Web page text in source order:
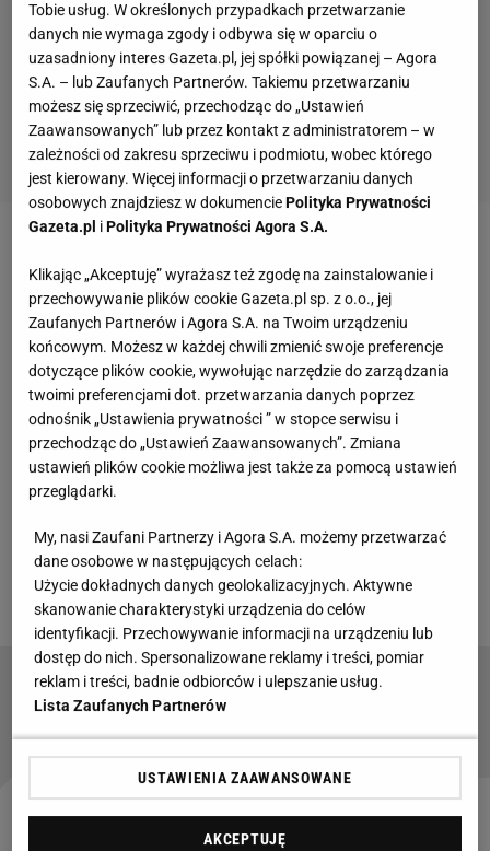
pokoleń na to czekało"
Ciąg dalszy afery w Ligue 1. Piłkarze nie chcieli
brać udziału w specjalnej akcji
Najgoręcej było wokół spotkania Monaco z Nantes
(4:0). Drużyna gości musiała sobie radzić bez
egipskiego napastnika Mostafy Mohameda, który
odmówiłgryz okolicznościowymi emblematami
(podobnie postąpił w poprzednim sezonie), przez co
w ogóle nie znalazł się wkadrzemeczowej.
Oni mogą odejść z Jagiellonii. Dzieje się w
Białymstoku!
Tobie usług. W określonych przypadkach przetwarzanie
danych nie wymaga zgody i odbywa się w oparciu o
uzasadniony interes Gazeta.pl, jej spółki powiązanej – Agora
S.A. – lub Zaufanych Partnerów. Takiemu przetwarzaniu
możesz się sprzeciwić, przechodząc do „Ustawień
Zaawansowanych” lub przez kontakt z administratorem – w
zależności od zakresu sprzeciwu i podmiotu, wobec którego
jest kierowany. Więcej informacji o przetwarzaniu danych
osobowych znajdziesz w dokumenciePolityka Prywatności
Gazeta.pl iPolityka Prywatności Agora S.A.
Klikając „Akceptuję” wyrażasz też zgodę na zainstalowanie i
przechowywanie plików cookie Gazeta.pl sp. z o.o., jej
Zaufanych Partnerów i Agora S.A. na Twoim urządzeniu
końcowym. Możesz w każdej chwili zmienić swoje preferencje
dotyczące plików cookie, wywołując narzędzie do zarządzania
twoimi preferencjami dot. przetwarzania danych poprzez
odnośnik „Ustawienia prywatności ” w stopce serwisu i
przechodząc do „Ustawień Zaawansowanych”. Zmiana
ustawień plików cookie możliwa jest także za pomocą ustawień
przeglądarki.
My, nasi Zaufani Partnerzy i Agora S.A. możemy przetwarzać
dane osobowe w następujących celach:
Użycie dokładnych danych geolokalizacyjnych. Aktywne
skanowanie charakterystyki urządzenia do celów
identyfikacji. Przechowywanie informacji na urządzeniu lub
dostęp do nich. Spersonalizowane reklamy i treści, pomiar
reklam i treści, badnie odbiorców i ulepszanie usług.
Lista Zaufanych Partnerów
USTAWIENIA ZAAWANSOWANE
AKCEPTUJĘ